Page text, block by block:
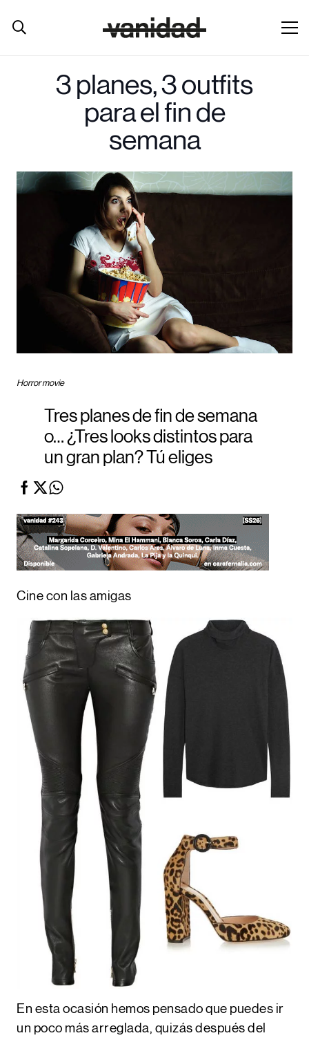
3 planes, 3 outfits
para el fin de
semana
Horror movie
Tres planes de fin de semana
o… ¿Tres looks distintos para
un gran plan? Tú eliges
Cine con las amigas
En esta ocasión hemos pensado que puedes ir
un poco más arreglada, quizás después del